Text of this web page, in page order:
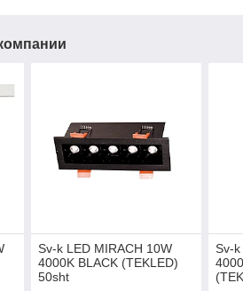
Sv-k LED MIRACH 10W
4000K BLACK (TEKLED)
50sht
Sv-